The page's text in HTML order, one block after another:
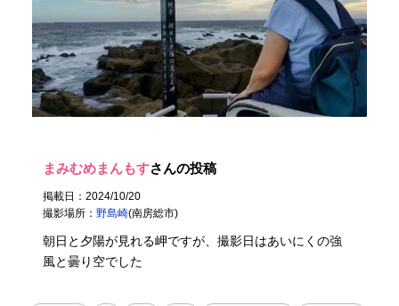
まみむめまんもすさんの投稿
掲載日：2024/10/20
撮影場所：野島崎(南房総市)
朝日と夕陽が見れる岬ですが、撮影日はあいにくの強
風と曇り空でした